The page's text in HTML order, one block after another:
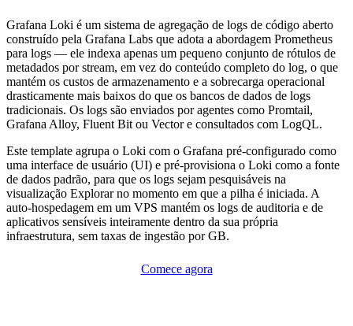
Grafana Loki é um sistema de agregação de logs de código aberto
construído pela Grafana Labs que adota a abordagem Prometheus
para logs — ele indexa apenas um pequeno conjunto de rótulos de
metadados por stream, em vez do conteúdo completo do log, o que
mantém os custos de armazenamento e a sobrecarga operacional
drasticamente mais baixos do que os bancos de dados de logs
tradicionais. Os logs são enviados por agentes como Promtail,
Grafana Alloy, Fluent Bit ou Vector e consultados com LogQL.
Este template agrupa o Loki com o Grafana pré-configurado como
uma interface de usuário (UI) e pré-provisiona o Loki como a fonte
de dados padrão, para que os logs sejam pesquisáveis na
visualização Explorar no momento em que a pilha é iniciada. A
auto-hospedagem em um VPS mantém os logs de auditoria e de
aplicativos sensíveis inteiramente dentro da sua própria
infraestrutura, sem taxas de ingestão por GB.
Comece agora